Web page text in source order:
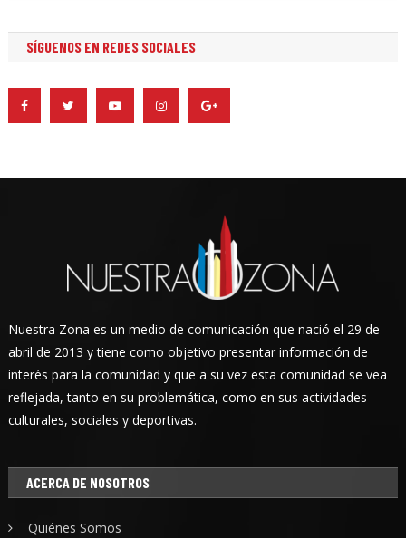
SÍGUENOS EN REDES SOCIALES
Nuestra Zona es un medio de comunicación que nació el 29 de
abril de 2013 y tiene como objetivo presentar información de
interés para la comunidad y que a su vez esta comunidad se vea
reflejada, tanto en su problemática, como en sus actividades
culturales, sociales y deportivas.
ACERCA DE NOSOTROS
Quiénes Somos